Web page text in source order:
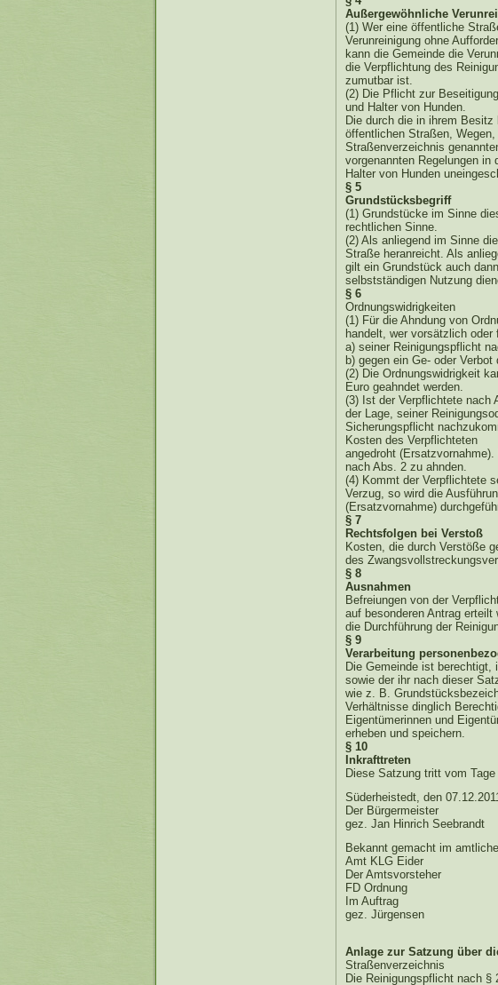
Außergewöhnliche
(1) Wer eine öffentliche
Verunreinigung ohne
kann die Gemeinde die
die Verpflichtung des
zumutbar ist.
(2) Die Pflicht zur
und Halter von Hunden.
Die durch die in ihrem
öffentlichen Straßen,
Straßenverzeichnis
vorgenannten Regelungen
Halter von Hunden
§ 5
Grundstücksbegriff
(1) Grundstücke im Sinne
rechtlichen Sinne.
(2) Als anliegend im Sinne
Straße heranreicht. Als
gilt ein Grundstück auch
selbstständigen Nutzung
§ 6
Ordnungswidrigkeiten
(1) Für die Ahndung von
handelt, wer vorsätzlich oder
a) seiner Reinigungspflicht
b) gegen ein Ge- oder
(2) Die Ordnungswidrigkeit
Euro geahndet werden.
(3) Ist der Verpflichtete nach
der Lage, seiner
Sicherungspflicht
Kosten des Verpflichteten
angedroht
nach Abs. 2 zu ahnden.
(4) Kommt der Verpflichtete
Verzug, so wird die
(Ersatzvornahme)
§ 7
Rechtsfolgen bei Verstoß
Kosten, die durch Verstöße
des
§ 8
Ausnahmen
Befreiungen von der
auf besonderen Antrag
die Durchführung der
§ 9
Verarbeitung
Die Gemeinde ist berechtigt,
sowie der ihr nach dieser
wie z. B.
Verhältnisse dinglich
Eigentümerinnen und
erheben und speichern.
§ 10
Inkrafttreten
Diese Satzung tritt vom
Süderheistedt, den
Der Bürgermeister
gez. Jan Hinrich Seebrandt
Bekannt gemacht im
Amt KLG Eider
Der Amtsvorsteher
FD Ordnung
Im Auftrag
gez. Jürgensen
Anlage zur Satzung über
Straßenverzeichnis
Die Reinigungspflicht nach